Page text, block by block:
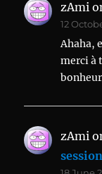
zAmi
12
Ahaha,
merci à
zAmi